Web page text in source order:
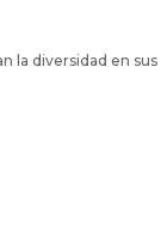
la diversidad en sus